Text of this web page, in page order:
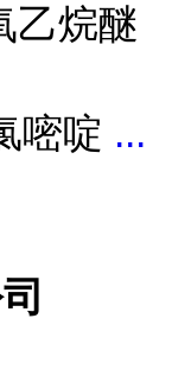
乙烷醚
嘧啶 ...